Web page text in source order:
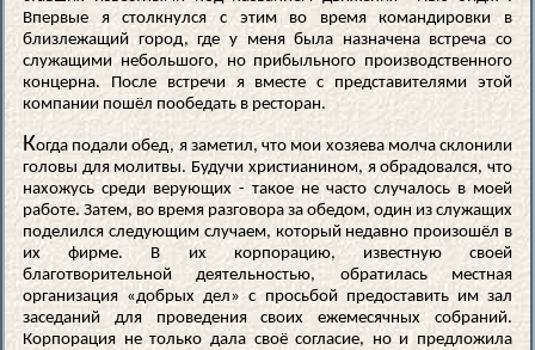
Впервые я столкнулся с этим во время командировки в
близлежащий город, где у меня была назначена встреча со
служащими небольшого, но прибыльного производственного
концерна. После встречи я вместе с представителями этой
компании пошёл пообедать в ресторан.
Когда подали обед, я заметил, что мои хозяева молча склонили
головы для молитвы. Будучи христианином, я обрадовался, что
нахожусь среди верующих - такое не часто случалось в моей
работе. Затем, во время разговора за обедом, один из служащих
поделился следующим случаем, который недавно произошёл в
их фирме. В их корпорацию, известную своей
благотворительной деятельностью, обратилась местная
организация «добрых дел» с просьбой предоставить им зал
заседаний для проведения своих ежемесячных собраний.
Корпорация не только дала своё согласие, но и предложила